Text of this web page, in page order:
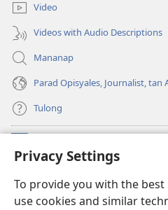
Privacy Settings
To provide you with the
use cookies and similar
Video
Videos with Audio Descriptions
Mananap
Parad Opisyales, Journalist, tan
Tulong
(opens
new
Watchtower ONLINE YA
(opens
new